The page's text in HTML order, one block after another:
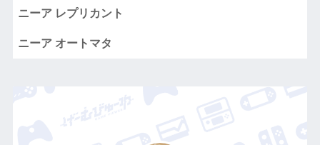
ニーア レプリカント
ニーア オートマタ